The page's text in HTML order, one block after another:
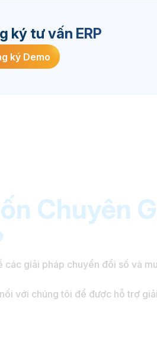
ký tư vấn ERP
ký Demo
Chuyên
các giải pháp chuyển đổi số và
với chúng tôi để được hỗ trợ